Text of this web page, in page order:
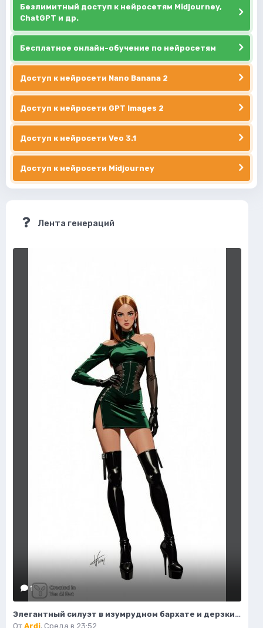
Безлимитный доступ к нейросетям Midjourney,
ChatGPT и др.
Бесплатное онлайн-обучение по нейросетям
Доступ к нейросети Nano Banana 2
Доступ к нейросети GPT Images 2
Доступ к нейросети Veo 3.1
Доступ к нейросети Midjourney
Лента генераций
1
Элегантный силуэт в изумрудном бархате и дерзких ботфортах. Нейросеть Flux 1
От Ardi, Среда в 23:52